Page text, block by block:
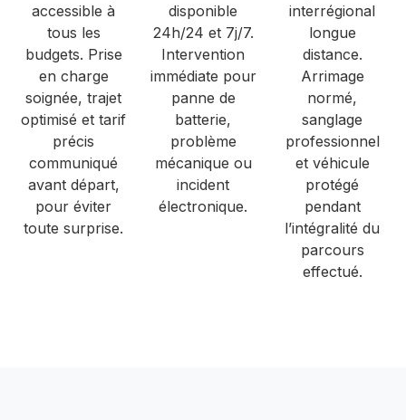
accessible à
tous les
budgets. Prise
en charge
soignée, trajet
optimisé et tarif
précis
communiqué
avant départ,
pour éviter
toute surprise.
disponible
24h/24 et 7j/7.
Intervention
immédiate pour
panne de
batterie,
problème
mécanique ou
incident
électronique.
interrégional
longue
distance.
Arrimage
normé,
sanglage
professionnel
et véhicule
protégé
pendant
l’intégralité du
parcours
effectué.